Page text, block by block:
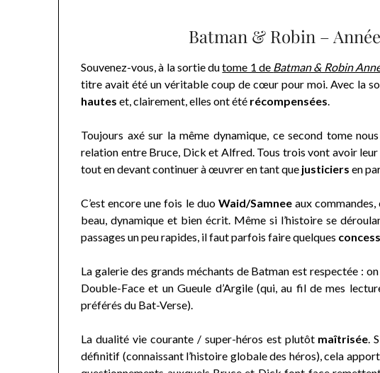
Batman & Robin –
Souvenez-vous, à la sortie dutome 1 de Batman & Robin
titre avait été un véritable coup de cœur pour moi. Avec la
hautes et, clairement, elles ont été récompensées
Toujours axé sur la même dynamique, ce second tome
relation entre Bruce, Dick et Alfred. Tous trois vont avoir
tout en devant continuer à œuvrer en tant que justiciers en
C’est encore une fois le duo Waid/Samneeaux commandes,
beau, dynamique et bien écrit. Même si l’histoire se
passages un peu rapides, il faut parfois faire quelques
La galerie des grands méchants de Batman est respectée :
Double-Face et un Gueule d’Argile (qui, au fil de mes
préférés du Bat-Verse).
La dualité vie courante / super-héros est plutôt maîtrisée .
définitif (connaissant l’histoire globale des héros), cela